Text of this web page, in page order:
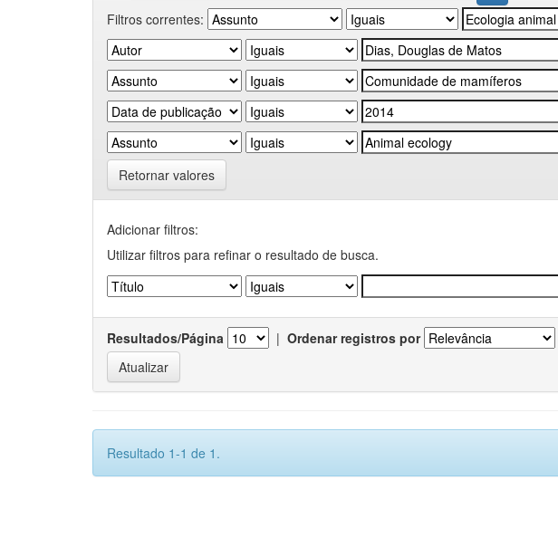
Filtros correntes:
Retornar valores
Adicionar filtros:
Utilizar filtros para refinar o resultado de busca.
Resultados/Página | Ordenar registros por
Resultado 1-1 de 1.